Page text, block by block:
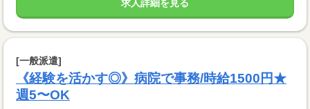
求人詳細を見る
[一般派遣]
《経験を活かす◎》病院で事務/時給1500円★
週5〜OK